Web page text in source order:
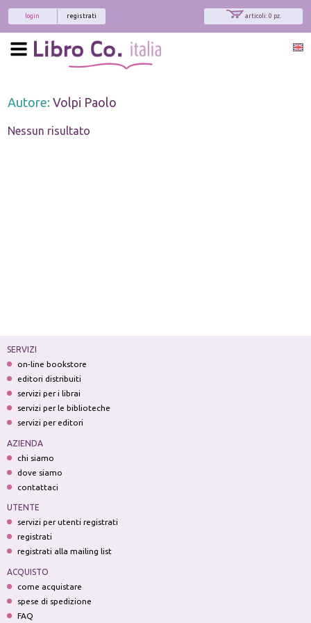
articoli: 0 pz.
registrati
login
Autore:Volpi Paolo
Nessun risultato
SERVIZI
on-line bookstore
editori distribuiti
servizi per i librai
servizi per le biblioteche
servizi per editori
AZIENDA
chi siamo
dove siamo
contattaci
UTENTE
servizi per utenti registrati
registrati
registrati alla mailing list
ACQUISTO
come acquistare
spese di spedizione
FAQ